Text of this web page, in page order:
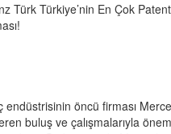
Türk Türkiye’nin En Çok
endüstrisinin öncü firması
buluş ve çalışmalarıyla